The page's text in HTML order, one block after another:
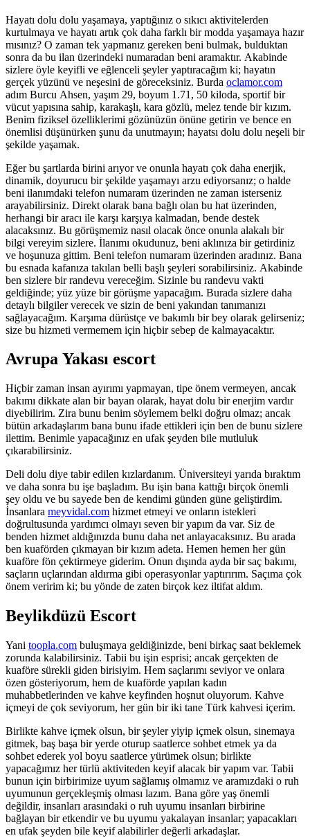
Hayatı dolu dolu yaşamaya, yaptığınız o sıkıcı aktivitelerden
kurtulmaya ve hayatı artık çok daha farklı bir modda yaşamaya hazır
mısınız? O zaman tek yapmanız gereken beni bulmak, bulduktan
sonra da bu ilan üzerindeki numaradan beni aramaktır. Akabinde
sizlere öyle keyifli ve eğlenceli şeyler yaptıracağım ki; hayatın
gerçek yüzünü ve neşesini de göreceksiniz. Burda oclamor.com
adım Burcu Ahsen, yaşım 29, boyum 1.71, 50 kiloda, sportif bir
vücut yapısına sahip, karakaşlı, kara gözlü, melez tende bir kızım.
Benim fiziksel özelliklerimi gözünüzün önüne getirin ve bence en
önemlisi düşünürken şunu da unutmayın; hayatsı dolu dolu neşeli bir
şekilde yaşamak.
Eğer bu şartlarda birini arıyor ve onunla hayatı çok daha enerjik,
dinamik, doyurucu bir şekilde yaşamayı arzu ediyorsanız; o halde
beni ilanımdaki telefon numaram üzerinden ne zaman isterseniz
arayabilirsiniz. Direkt olarak bana bağlı olan bu hat üzerinden,
herhangi bir aracı ile karşı karşıya kalmadan, bende destek
alacaksınız. Bu görüşmemiz nasıl olacak önce onunla alakalı bir
bilgi vereyim sizlere. İlanımı okudunuz, beni aklınıza bir getirdiniz
ve hoşunuza gittim. Beni telefon numaram üzerinden aradınız. Bana
bu esnada kafanıza takılan belli başlı şeyleri sorabilirsiniz. Akabinde
ben sizlere bir randevu vereceğim. Sizinle bu randevu vakti
geldiğinde; yüz yüze bir görüşme yapacağım. Burada sizlere daha
detaylı bilgiler verecek ve sizin de beni yakından tanımanızı
sağlayacağım. Karşıma dürüstçe ve bakımlı bir bey olarak gelirseniz;
size bu hizmeti vermemem için hiçbir sebep de kalmayacaktır.
Avrupa Yakası escort
Hiçbir zaman insan ayırımı yapmayan, tipe önem vermeyen, ancak
bakımı dikkate alan bir bayan olarak, hayat dolu bir enerjim vardır
diyebilirim. Zira bunu benim söylemem belki doğru olmaz; ancak
bütün arkadaşlarım bana bunu ifade ettikleri için ben de bunu sizlere
ilettim. Benimle yapacağınız en ufak şeyden bile mutluluk
çıkarabilirsiniz.
Deli dolu diye tabir edilen kızlardanım. Üniversiteyi yarıda bıraktım
ve daha sonra bu işe başladım. Bu işin bana kattığı birçok önemli
şey oldu ve bu sayede ben de kendimi günden güne geliştirdim.
İnsanlara meyvidal.com hizmet etmeyi ve onların istekleri
doğrultusunda yardımcı olmayı seven bir yapım da var. Siz de
benden hizmet aldığınızda bunu daha net anlayacaksınız. Bu arada
ben kuaförden çıkmayan bir kızım adeta. Hemen hemen her gün
kuaföre fön çektirmeye giderim. Onun dışında ayda bir saç bakımı,
saçların uçlarından aldırma gibi operasyonlar yaptırırım. Saçıma çok
önem veririm ki; bu yönde de zaten birçok kez iltifat aldım.
Beylikdüzü Escort
Yani toopla.com buluşmaya geldiğinizde, beni birkaç saat beklemek
zorunda kalabilirsiniz. Tabii bu işin esprisi; ancak gerçekten de
kuaföre sürekli giden birisiyim. Hem saçlarımı seviyor ve onlara
özen gösteriyorum, hem de kuaförde yapılan kadın
muhabbetlerinden ve kahve keyfinden hoşnut oluyorum. Kahve
içmeyi de çok seviyorum, her gün bir iki tane Türk kahvesi içerim.
Birlikte kahve içmek olsun, bir şeyler yiyip içmek olsun, sinemaya
gitmek, baş başa bir yerde oturup saatlerce sohbet etmek ya da
sohbet ederek yol boyu saatlerce yürümek olsun; birlikte
yapacağımız her türlü aktiviteden keyif alacak bir yapım var. Tabii
bunun için birbirimize uyum sağlamış olmamız ve aramızdaki o ruh
uyumunun gerçekleşmiş olması lazım. Bana göre yaş önemli
değildir, insanları arasındaki o ruh uyumu insanları birbirine
bağlayan bir etkendir ve bu uyumu yakalayan insanlar; yapacakları
en ufak şeyden bile keyif alabilirler değerli arkadaşlar.